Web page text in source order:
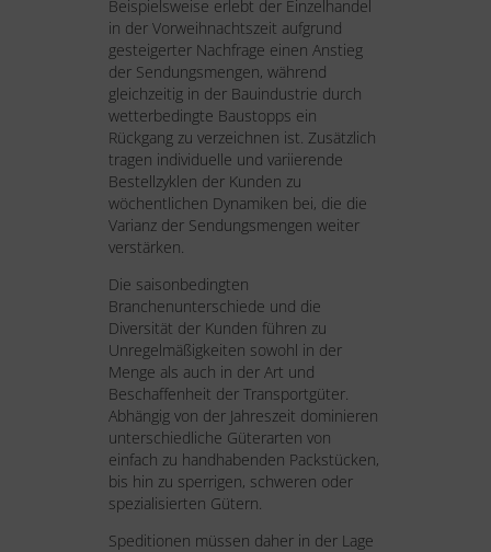
Beispielsweise erlebt der Einzelhandel
in der Vorweihnachtszeit aufgrund
gesteigerter Nachfrage einen Anstieg
der Sendungsmengen, während
gleichzeitig in der Bauindustrie durch
wetterbedingte Baustopps ein
Rückgang zu verzeichnen ist. Zusätzlich
tragen individuelle und variierende
Bestellzyklen der Kunden zu
wöchentlichen Dynamiken bei, die die
Varianz der Sendungsmengen weiter
verstärken.
Die saisonbedingten
Branchenunterschiede und die
Diversität der Kunden führen zu
Unregelmäßigkeiten sowohl in der
Menge als auch in der Art und
Beschaffenheit der Transportgüter.
Abhängig von der Jahreszeit dominieren
unterschiedliche Güterarten von
einfach zu handhabenden Packstücken,
bis hin zu sperrigen, schweren oder
spezialisierten Gütern.
Speditionen müssen daher in der Lage